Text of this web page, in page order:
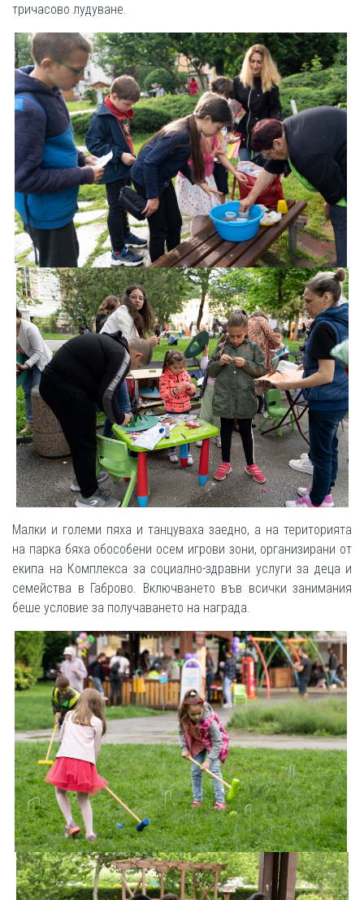
тричасово лудуване.
Малки и големи пяха и танцуваха заедно, а на територията
на парка бяха обособени осем игрови зони, организирани от
екипа на Комплекса за социално-здравни услуги за деца и
семейства в Габрово. Включването във всички занимания
беше условие за получаването на награда.